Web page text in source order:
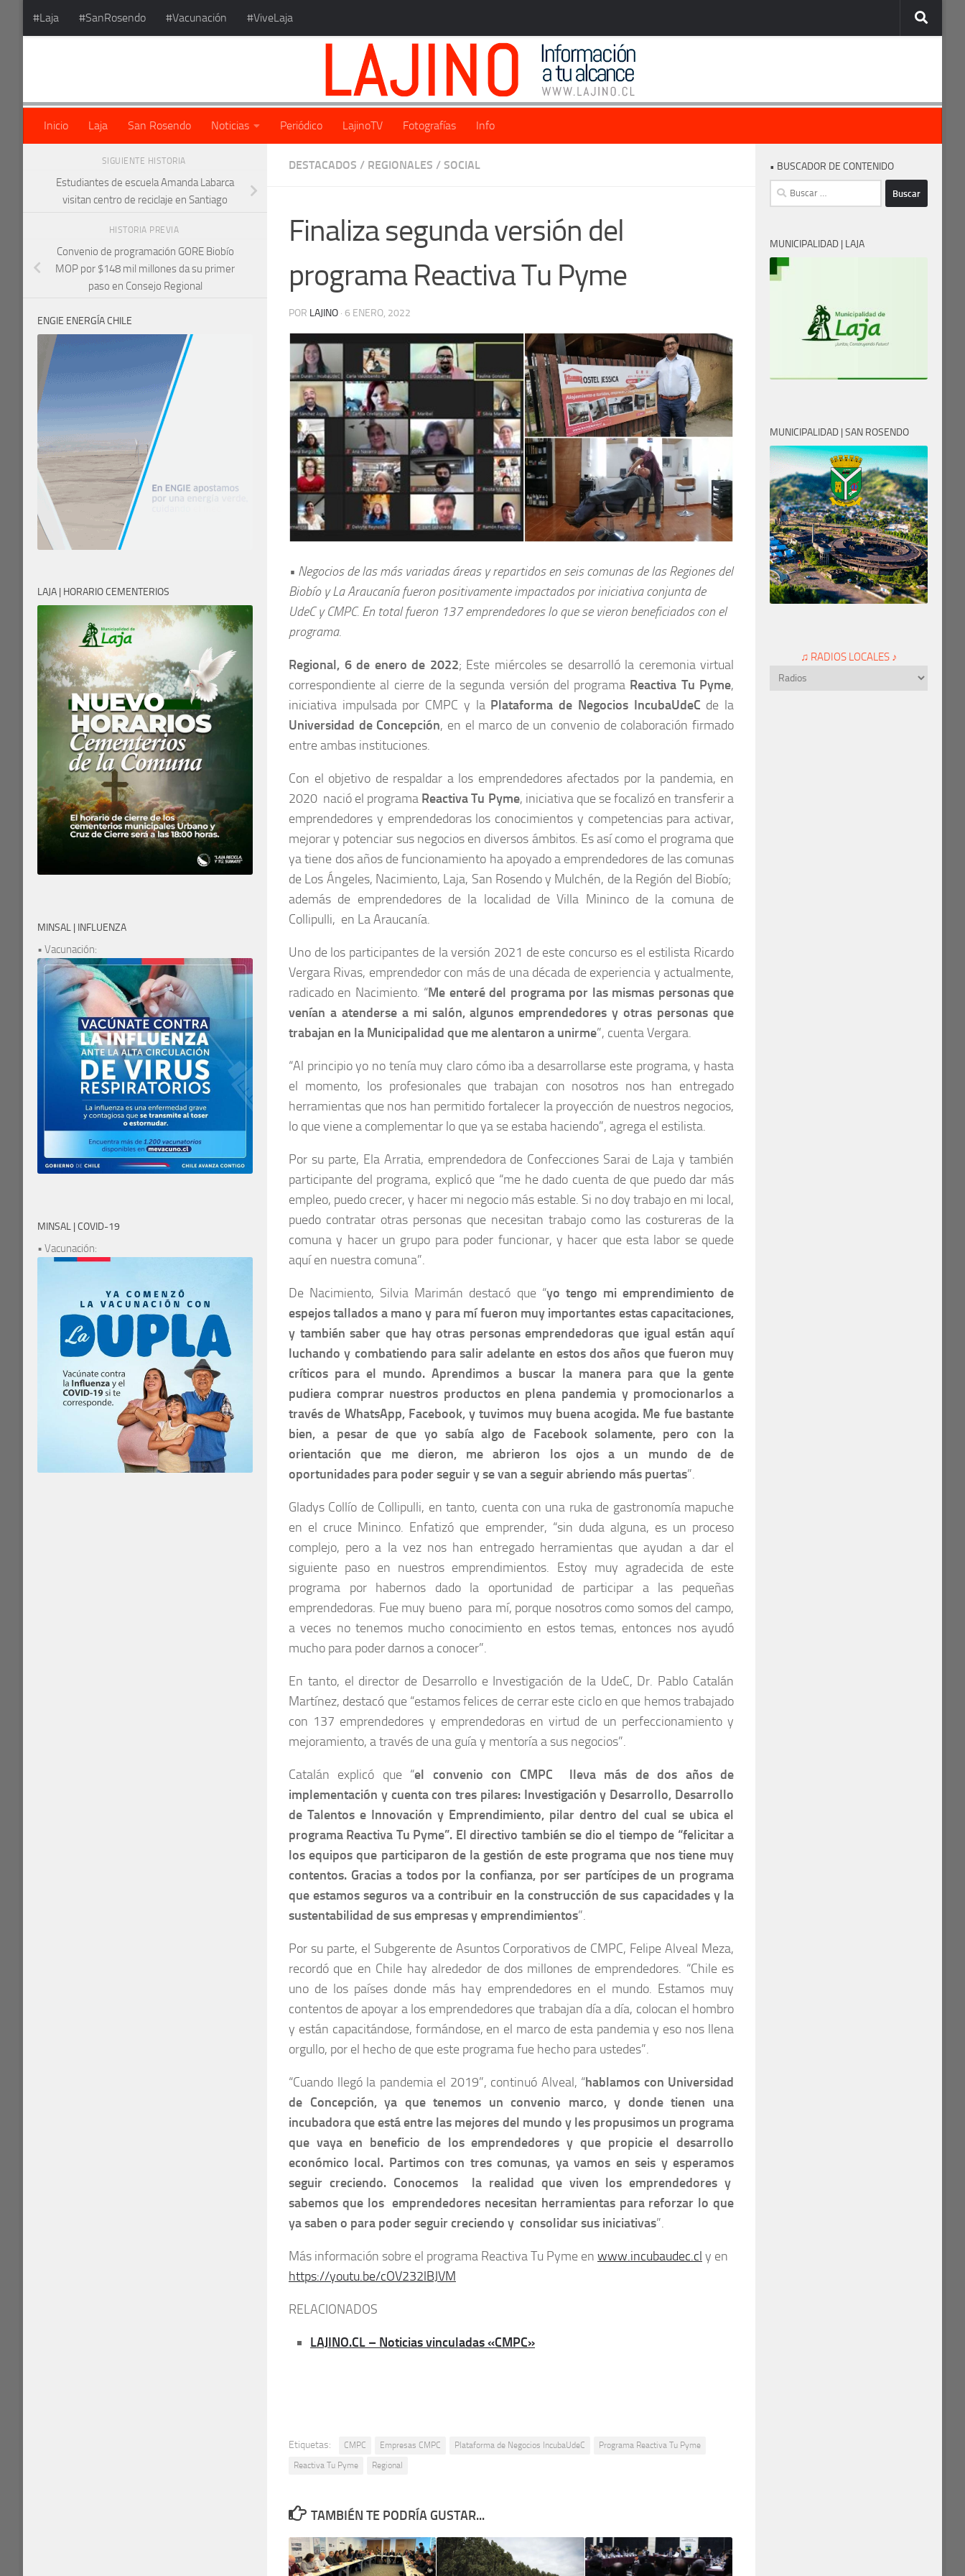
Saltar al contenido
#Laja #SanRosendo #Vacunación #ViveLaja
Inicio Laja San Rosendo Noticias Periódico LajinoTV Fotografías Info
DESTACADOS / REGIONALES / SOCIAL
Finaliza segunda versión del
programa Reactiva Tu Pyme
POR LAJINO · 6 ENERO, 2022
• Negocios de las más variadas áreas y repartidos en seis comunas de las Regiones del
Biobío y La Araucanía fueron positivamente impactados por iniciativa conjunta de
UdeC y CMPC. En total fueron 137 emprendedores lo que se vieron beneficiados con el
programa.
Regional, 6 de enero de 2022; Este miércoles se desarrolló la ceremonia virtual
correspondiente al cierre de la segunda versión del programa Reactiva Tu Pyme,
iniciativa impulsada por CMPC y la Plataforma de Negocios IncubaUdeC de la
Universidad de Concepción, en el marco de un convenio de colaboración firmado
entre ambas instituciones.
Con el objetivo de respaldar a los emprendedores afectados por la pandemia, en
2020 nació el programa Reactiva Tu Pyme, iniciativa que se focalizó en transferir a
emprendedores y emprendedoras los conocimientos y competencias para activar,
mejorar y potenciar sus negocios en diversos ámbitos. Es así como el programa que
ya tiene dos años de funcionamiento ha apoyado a emprendedores de las comunas
de Los Ángeles, Nacimiento, Laja, San Rosendo y Mulchén, de la Región del Biobío;
además de emprendedores de la localidad de Villa Mininco de la comuna de
Collipulli, en La Araucanía.
Uno de los participantes de la versión 2021 de este concurso es el estilista Ricardo
Vergara Rivas, emprendedor con más de una década de experiencia y actualmente,
radicado en Nacimiento. “Me enteré del programa por las mismas personas que
venían a atenderse a mi salón, algunos emprendedores y otras personas que
trabajan en la Municipalidad que me alentaron a unirme”, cuenta Vergara.
“Al principio yo no tenía muy claro cómo iba a desarrollarse este programa, y hasta
el momento, los profesionales que trabajan con nosotros nos han entregado
herramientas que nos han permitido fortalecer la proyección de nuestros negocios,
lo que viene a complementar lo que ya se estaba haciendo”, agrega el estilista.
Por su parte, Ela Arratia, emprendedora de Confecciones Sarai de Laja y también
participante del programa, explicó que “me he dado cuenta de que puedo dar más
empleo, puedo crecer, y hacer mi negocio más estable. Si no doy trabajo en mi local,
puedo contratar otras personas que necesitan trabajo como las costureras de la
comuna y hacer un grupo para poder funcionar, y hacer que esta labor se quede
aquí en nuestra comuna”.
De Nacimiento, Silvia Marimán destacó que “yo tengo mi emprendimiento de
espejos tallados a mano y para mí fueron muy importantes estas capacitaciones,
y también saber que hay otras personas emprendedoras que igual están aquí
luchando y combatiendo para salir adelante en estos dos años que fueron muy
críticos para el mundo. Aprendimos a buscar la manera para que la gente
pudiera comprar nuestros productos en plena pandemia y promocionarlos a
través de WhatsApp, Facebook, y tuvimos muy buena acogida. Me fue bastante
bien, a pesar de que yo sabía algo de Facebook solamente, pero con la
orientación que me dieron, me abrieron los ojos a un mundo de de
oportunidades para poder seguir y se van a seguir abriendo más puertas”.
Gladys Collío de Collipulli, en tanto, cuenta con una ruka de gastronomía mapuche
en el cruce Mininco. Enfatizó que emprender, “sin duda alguna, es un proceso
complejo, pero a la vez nos han entregado herramientas que ayudan a dar el
siguiente paso en nuestros emprendimientos. Estoy muy agradecida de este
programa por habernos dado la oportunidad de participar a las pequeñas
emprendedoras. Fue muy bueno para mí, porque nosotros como somos del campo,
a veces no tenemos mucho conocimiento en estos temas, entonces nos ayudó
mucho para poder darnos a conocer”.
En tanto, el director de Desarrollo e Investigación de la UdeC, Dr. Pablo Catalán
Martínez, destacó que “estamos felices de cerrar este ciclo en que hemos trabajado
con 137 emprendedores y emprendedoras en virtud de un perfeccionamiento y
mejoramiento, a través de una guía y mentoría a sus negocios”.
Catalán explicó que “el convenio con CMPC lleva más de dos años de
implementación y cuenta con tres pilares: Investigación y Desarrollo, Desarrollo
de Talentos e Innovación y Emprendimiento, pilar dentro del cual se ubica el
programa Reactiva Tu Pyme”. El directivo también se dio el tiempo de “felicitar a
los equipos que participaron de la gestión de este programa que nos tiene muy
contentos. Gracias a todos por la confianza, por ser partícipes de un programa
que estamos seguros va a contribuir en la construcción de sus capacidades y la
sustentabilidad de sus empresas y emprendimientos”.
Por su parte, el Subgerente de Asuntos Corporativos de CMPC, Felipe Alveal Meza,
recordó que en Chile hay alrededor de dos millones de emprendedores. “Chile es
uno de los países donde más hay emprendedores en el mundo. Estamos muy
contentos de apoyar a los emprendedores que trabajan día a día, colocan el hombro
y están capacitándose, formándose, en el marco de esta pandemia y eso nos llena
orgullo, por el hecho de que este programa fue hecho para ustedes”.
“Cuando llegó la pandemia el 2019”, continuó Alveal, “hablamos con Universidad
de Concepción, ya que tenemos un convenio marco, y donde tienen una
incubadora que está entre las mejores del mundo y les propusimos un programa
que vaya en beneficio de los emprendedores y que propicie el desarrollo
económico local. Partimos con tres comunas, ya vamos en seis y esperamos
seguir creciendo. Conocemos la realidad que viven los emprendedores y
sabemos que los emprendedores necesitan herramientas para reforzar lo que
ya saben o para poder seguir creciendo y consolidar sus iniciativas”.
Más información sobre el programa Reactiva Tu Pyme en www.incubaudec.cl y en
https://youtu.be/cOV232lBJVM
RELACIONADOS
LAJINO.CL – Noticias vinculadas «CMPC»
Etiquetas: CMPC Empresas CMPC Plataforma de Negocios IncubaUdeC
Programa Reactiva Tu Pyme
Reactiva Tu Pyme
Regional
TAMBIÉN TE PODRÍA GUSTAR...
SIGUIENTE HISTORIA
Estudiantes de escuela Amanda Labarca
visitan centro de reciclaje en Santiago
HISTORIA PREVIA
Convenio de programación GORE Biobío
MOP por $148 mil millones da su primer
paso en Consejo Regional
ENGIE ENERGÍA CHILE
LAJA | HORARIO CEMENTERIOS
MINSAL | INFLUENZA
• Vacunación:
MINSAL | COVID-19
• Vacunación:
• BUSCADOR DE CONTENIDO
Buscar:
MUNICIPALIDAD | LAJA
MUNICIPALIDAD | SAN ROSENDO
♫ RADIOS LOCALES ♪